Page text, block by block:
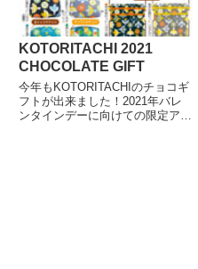
KOTORITACHI 2021
CHOCOLATE GIFT
今年もKOTORITACHIのチョコギ
フトが出来ました！2021年バレ
ンタインデーに向けての限定アイ